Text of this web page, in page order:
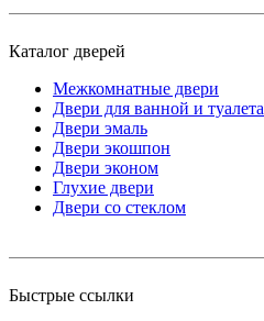
Каталог дверей
Межкомнатные двери
Двери для ванной и туалета
Двери эмаль
Двери экошпон
Двери эконом
Глухие двери
Двери со стеклом
Быстрые ссылки